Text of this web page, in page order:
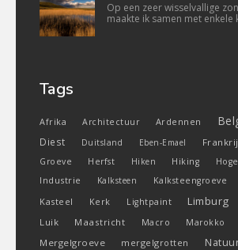
Op een zeer wisselvallige
maakte ik samen met
Tags
Afrika Architectuur Ardennen
Diest Duitsland Eben-Emael
Groeve
Herfst Hiken Hiking
Industrie Kalksteen Kalksteengroeve
Kasteel
Kerk Lightpaint Limburg
Luik
Maastricht Macro Marokko
Mergelgroeve mergelgrotten